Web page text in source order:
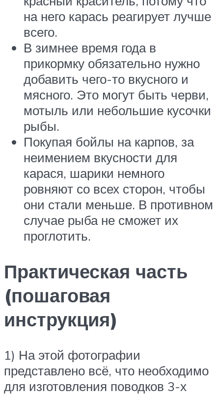
на него карась реагирует лучше
всего.
В зимнее время года в
прикормку обязательно нужно
добавить чего-то вкусного и
мясного. Это могут быть черви,
мотыль или небольшие кусочки
рыбы.
Покупая бойлы на карпов, за
неимением вкусности для
карася, шарики немного
ровняют со всех сторон, чтобы
они стали меньше. В противном
случае рыба не сможет их
проглотить.
Практическая часть
(пошаговая
инструкция)
1) На этой фотографии
представлено всё, что необходимо
для изготовления поводков 3-х